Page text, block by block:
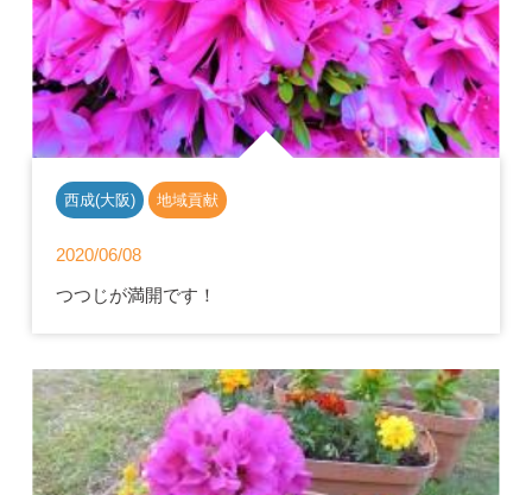
西成(大阪) 地域貢献
2020/06/08
つつじが満開です！